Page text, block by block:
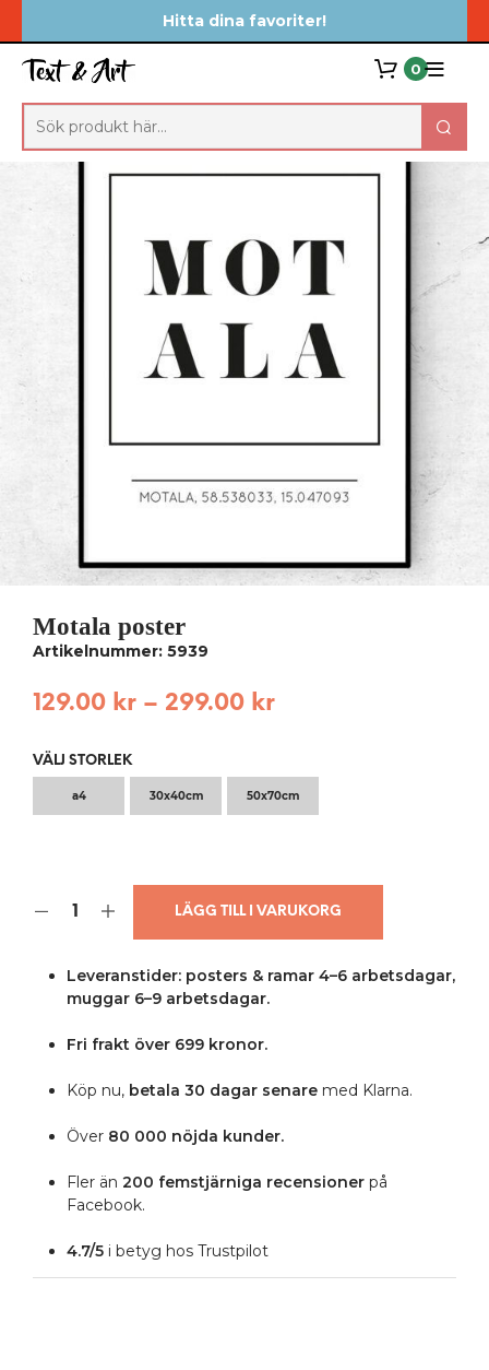
Hitta dina favoriter!
0
Motala poster
Artikelnummer: 5939
129.00 kr – 299.00 kr
VÄLJ STORLEK
a4 30x40cm 50x70cm
LÄGG TILL I VARUKORG
Leveranstider: posters & ramar 4–6 arbetsdagar,
muggar 6–9 arbetsdagar.
Fri frakt över 699 kronor.
Köp nu,betala 30 dagar senaremed Klarna.
Över 80 000 nöjda kunder.
Fler än 200 femstjärniga recensionerpå
Facebook.
4.7/5i betyg hos Trustpilot